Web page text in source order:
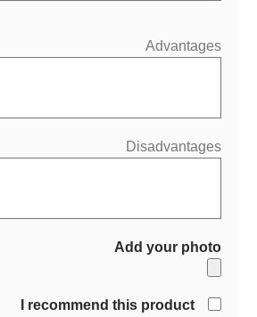
Advantages
Disadvantages
Add your photo
I recommend this product